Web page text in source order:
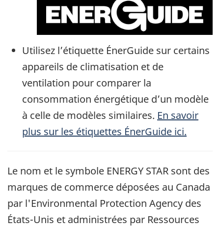
Utilisez l’étiquette ÉnerGuide sur certains
appareils de climatisation et de
ventilation pour comparer la
consommation énergétique d’un modèle
à celle de modèles similaires. En savoir
plus sur les étiquettes ÉnerGuide ici.
Le nom et le symbole ENERGY STAR sont des
marques de commerce déposées au Canada
par l'Environmental Protection Agency des
États-Unis et administrées par Ressources